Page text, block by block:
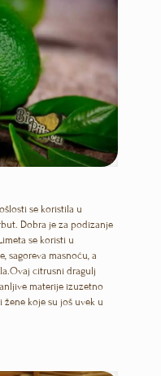
se koristila u
Dobra je za podizanje
se koristi u
sagoreva masnoću, a
citrusni dragulj
materije izuzetno
koje su još uvek u